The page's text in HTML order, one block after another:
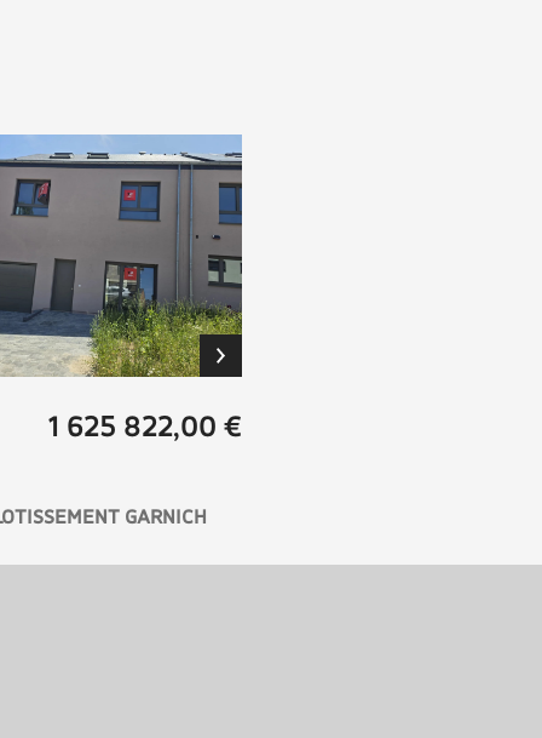
1 625 822,00 €
GARNICH